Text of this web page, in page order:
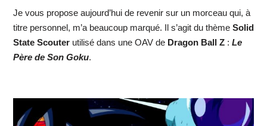
Je vous propose aujourd’hui de revenir sur un morceau qui, à
titre personnel, m’a beaucoup marqué. Il s’agit du thème Solid
State Scouterutilisé dans une OAV de Dragon Ball Z: Le
Père de Son Goku.